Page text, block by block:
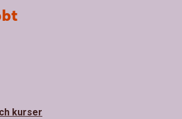
kurser